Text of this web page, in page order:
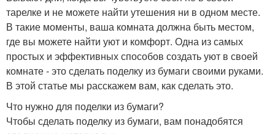
тарелке и не можете найти утешения ни в одном месте.
В такие моменты, ваша комната должна быть местом,
где вы можете найти уют и комфорт. Одна из самых
простых и эффективных способов создать уют в своей
комнате - это сделать поделку из бумаги своими руками.
В этой статье мы расскажем вам, как сделать это.
Что нужно для поделки из бумаги?
Чтобы сделать поделку из бумаги, вам понадобятся